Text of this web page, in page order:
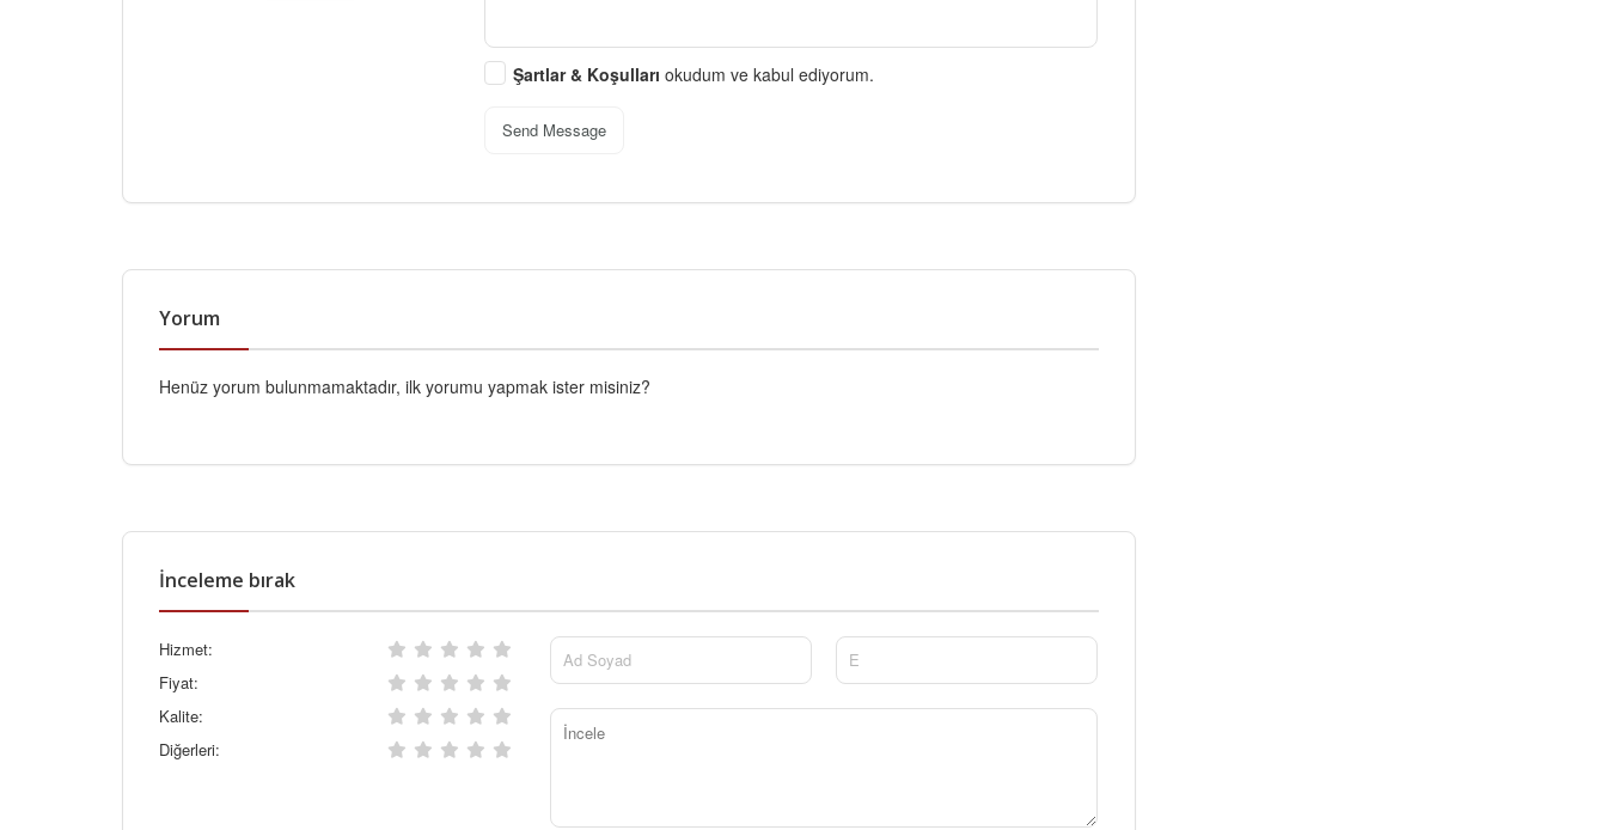
Şartlar & Koşulları okudum ve kabul ediyorum.
Send Message
Yorum
Henüz yorum bulunmamaktadır, ilk yorumu yapmak ister misiniz?
İnceleme bırak
Hizmet:
Fiyat:
Kalite:
Diğerleri: